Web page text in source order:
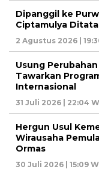
Dipanggil ke
Ciptamulya Ditata
2 Agustus 2026 |
Usung
Tawarkan
Internasional
31 Juli 2026 | 22:04
Hergun Usul
Wirausaha
Ormas
30 Juli 2026 | 15:09